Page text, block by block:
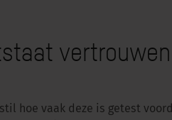
hoe vaak deze is getest